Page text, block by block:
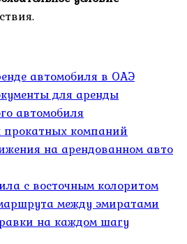
автомобиля в ОАЭ
для аренды
автомобиля
компаний
на арендованном авто
с восточным колоритом
между эмиратами
на каждом шагу